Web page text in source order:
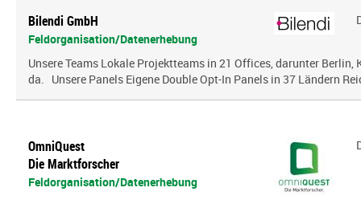
Bilendi GmbH
Feldorganisation/Datenerhebung
Unsere Teams Lokale Projektteams in 21 Offices, darunter Berlin,
da. Unsere Panels Eigene Double Opt-In Panels in 37 Ländern
OmniQuest
Die Marktforscher
Feldorganisation/Datenerhebung